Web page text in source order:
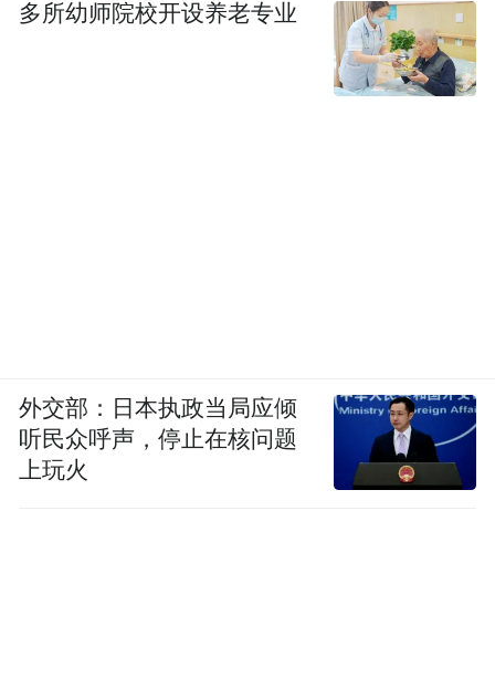
多所幼师院校开设养老专业
外交部：日本执政当局应倾
听民众呼声，停止在核问题
上玩火